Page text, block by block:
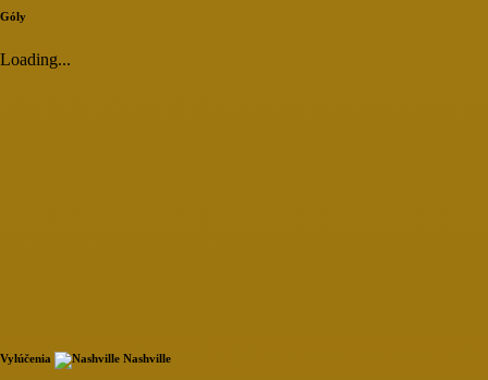
Góly
Loading...
Vylúčenia Nashville